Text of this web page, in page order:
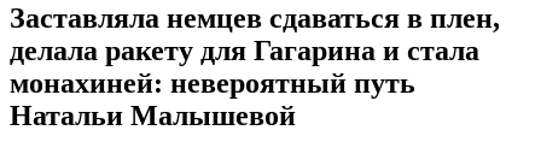
Заставляла немцев сдаваться в плен,
делала ракету для Гагарина и стала
монахиней: невероятный путь
Натальи Малышевой